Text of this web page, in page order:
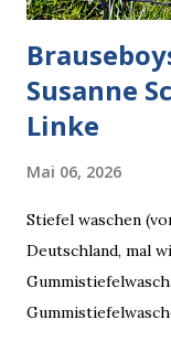
Susanne
Linke
Mai 06, 2026
Stiefel waschen
Deutschland, mal